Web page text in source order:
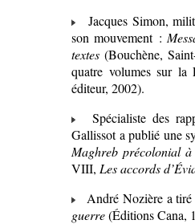
Jacques Simon,
son mouvement :
textes (Bouchène,
quatre volumes sur la
éditeur, 2002).
Spécialiste des
Gallissot a publié une
Maghreb précolonial à
VIII, Les accords
André Nozière a
guerre(Éditions Cana,